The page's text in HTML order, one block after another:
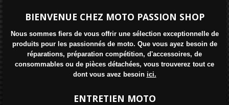
BIENVENUE CHEZ MOTO PASSION SHOP
Nous sommes fiers de vous offrir une sélection exceptionnelle de
produits pour les passionnés de moto. Que vous ayez besoin de
réparations, préparation compétition, d'accessoires, de
consommables ou de pièces détachées, vous trouverez tout ce
dont vous avez besoin ici.
ENTRETIEN MOTO